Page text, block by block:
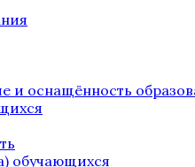
и оснащённость
обучающихся